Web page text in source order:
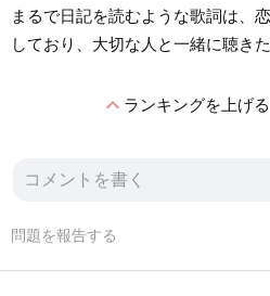
まるで日記を読むような歌詞は、
しており、大切な人と一緒に聴き
expand_lessランキングを上げる
問題を報告する